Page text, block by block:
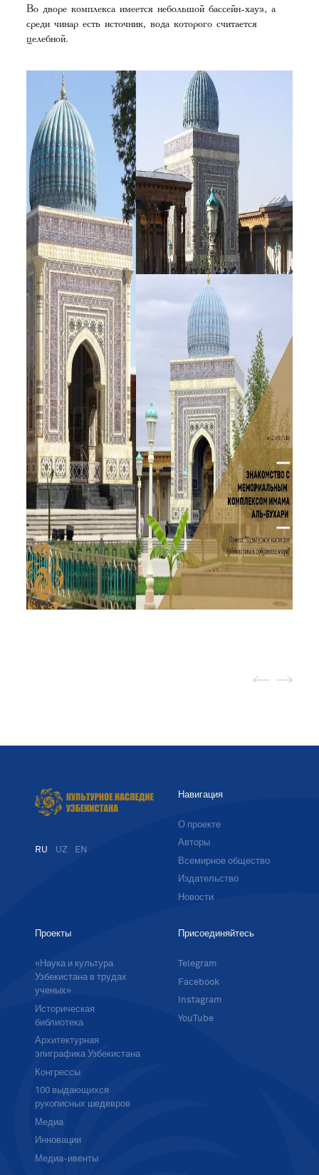
Во дворе комплекса имеется небольшой бассейн-хауз, а
среди чинар есть источник, вода которого считается
целебной.
RU UZ EN
Навигация
О проекте
Авторы
Всемирное общество
Издательство
Новости
Проекты
«Наука и культура
Узбекистана в трудах
ученых»
Историческая
библиотека
Архитектурная
эпиграфика Узбекистана
Конгрессы
100 выдающихся
рукописных шедевров
Медиа
Инновации
Медиа-ивенты
Присоединяйтесь
Telegram
Facebook
Instagram
YouTube